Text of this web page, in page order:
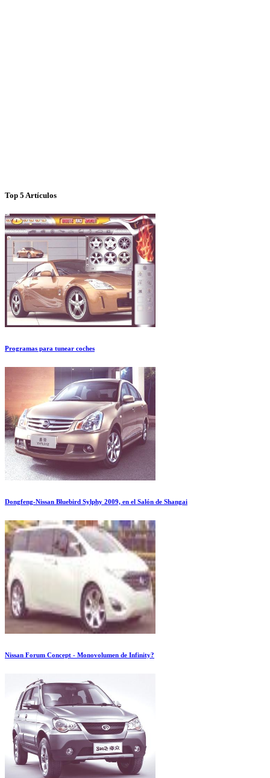
Top 5 Artículos
Programas para tunear coches
Dongfeng-Nissan Bluebird Sylphy 2009, en el Salón de Shangai
Nissan Forum Concept - Monovolumen de Infinity?